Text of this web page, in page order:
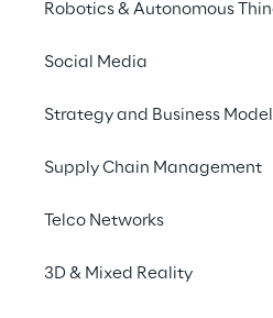
Robotics & Autonomous
Social Media
Strategy and Business
Supply Chain Management
Telco Networks
3D & Mixed Reality
NVIDIA è leader
e famoso per le
fondamentale in tutti gli
formazione pratica su